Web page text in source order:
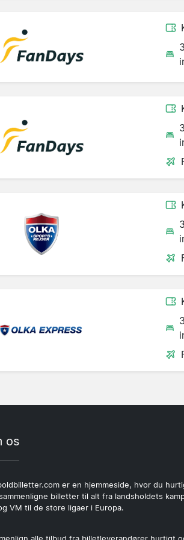
os
er en hjemmeside, hvor du
billetter til alt fra landsholdets
VM til de store ligaer i Europa.